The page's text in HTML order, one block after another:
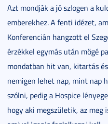
Azt mondják a jó szlogen a
emberekhez. A fenti idézet,
Konferencián hangzott el
érzékkel egymás után mögé
mondatban hit van, kitartás
nemigen lehet nap, mint nap
szólni, pedig a Hospice
hogy aki megszületik, az meg